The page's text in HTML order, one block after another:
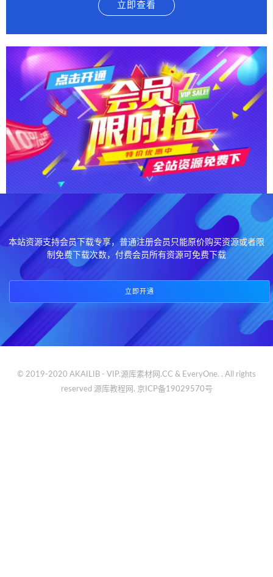
立即查看
本站资源支持会员下载专享，普通注册会员只能原价购买资源或者限
制免费下载次数，付费会员所有资源可免费下载
立即开通
© 2019-2020 AKAILIB - VIP.源库素材网.CC & EveryOne. . All rights
reserved 源库教程网. 京ICP备19029570号